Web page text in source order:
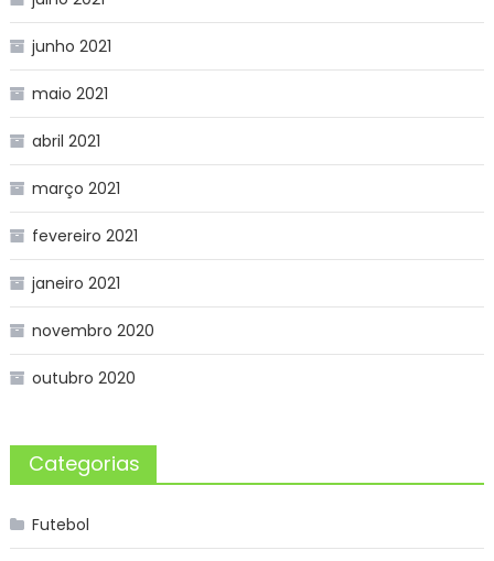
junho 2021
maio 2021
abril 2021
março 2021
fevereiro 2021
janeiro 2021
novembro 2020
outubro 2020
Categorias
Futebol